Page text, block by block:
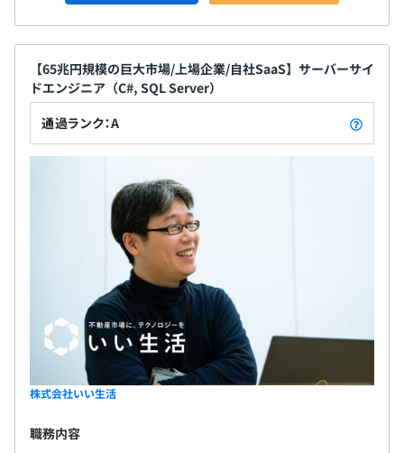
【65兆円規模の巨大市場/上場企業/自社SaaS】サーバーサイ
ドエンジニア（C#, SQL Server）
通過ランク：A
株式会社いい生活
職務内容